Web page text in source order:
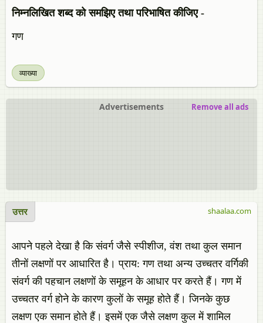
निम्नलिखित शब्द को समझिए तथा परिभाषित कीजिए -
गण
व्याख्या
Advertisements Remove all ads
उत्तर
आपने पहले देखा है कि संवर्ग जैसे स्पीशीज, वंश तथा कुल समान
तीनों लक्षणों पर आधारित है। प्राय: गण तथा अन्य उच्चतर वर्गिकी
संवर्ग की पहचान लक्षणों के समूहन के आधार पर करते हैं। गण में
उच्चतर वर्ग होने के कारण कुलों के समूह होते हैं। जिनके कुछ
लक्षण एक समान होते हैं। इसमें एक जैसे लक्षण कुल में शामिल
shaalaa.com